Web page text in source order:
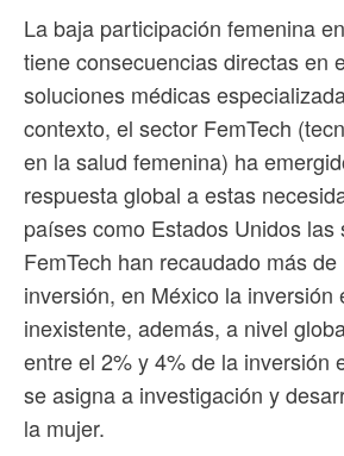
La baja participación femenina
tiene consecuencias directas en
soluciones médicas
contexto, el sector FemTech
en la salud femenina) ha
respuesta global a estas
países como Estados Unidos las
FemTech han recaudado más
inversión, en México la inversión
inexistente, además, a nivel
entre el 2% y 4% de la inversión
se asigna a investigación y
la mujer.